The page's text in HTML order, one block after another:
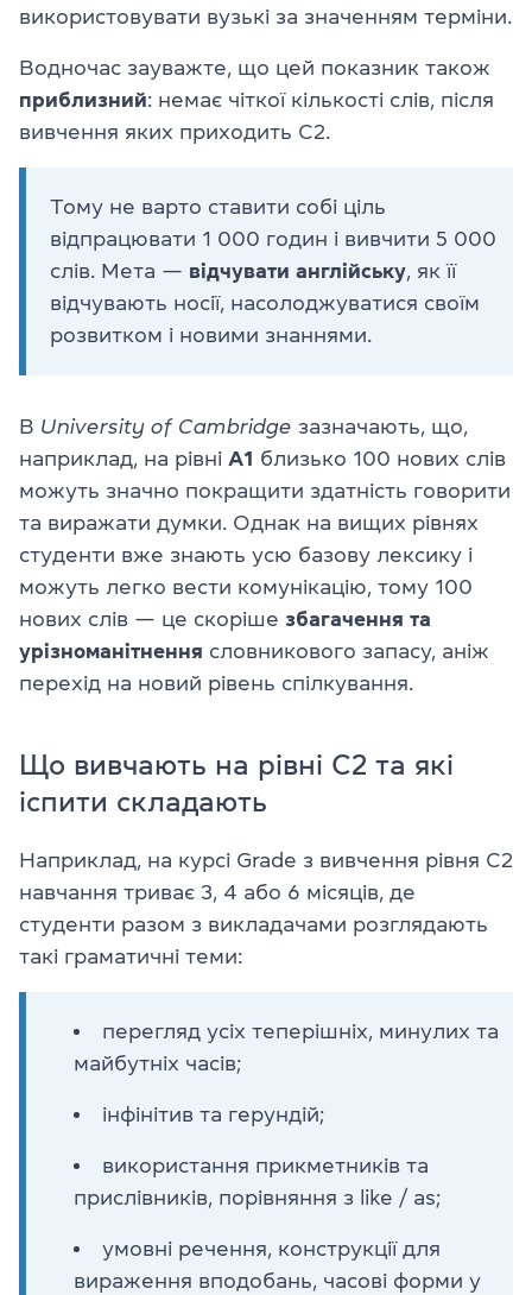
використовувати вузькі за значенням терміни.
Водночас зауважте, що цей показник також
приблизний: немає чіткої кількості слів, після
вивчення яких приходить С2.
Тому не варто ставити собі ціль
відпрацювати 1 000 годин і вивчити 5 000
слів. Мета — відчувати англійську, як її
відчувають носії, насолоджуватися своїм
розвитком і новими знаннями.
В University of Cambridge зазначають, що,
наприклад, на рівні А1 близько 100 нових слів
можуть значно покращити здатність говорити
та виражати думки. Однак на вищих рівнях
студенти вже знають усю базову лексику і
можуть легко вести комунікацію, тому 100
нових слів — це скоріше збагачення та
урізноманітнення словникового запасу, аніж
перехід на новий рівень спілкування.
Що вивчають на рівні С2 та які
іспити складають
Наприклад, на курсі Grade з вивчення рівня С2
навчання триває 3, 4 або 6 місяців, де
студенти разом з викладачами розглядають
такі граматичні теми:
перегляд усіх теперішніх, минулих та
майбутніх часів;
інфінітив та герундій;
використання прикметників та
прислівників, порівняння з like / as;
умовні речення, конструкції для
вираження вподобань, часові форми у